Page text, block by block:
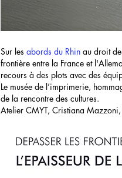
Sur les abords du Rhin au droit
frontière entre la France et
recours à des plots avec des
Le musée de l’imprimerie,
de la rencontre des cultures.
Atelier CMYT, Cristiana